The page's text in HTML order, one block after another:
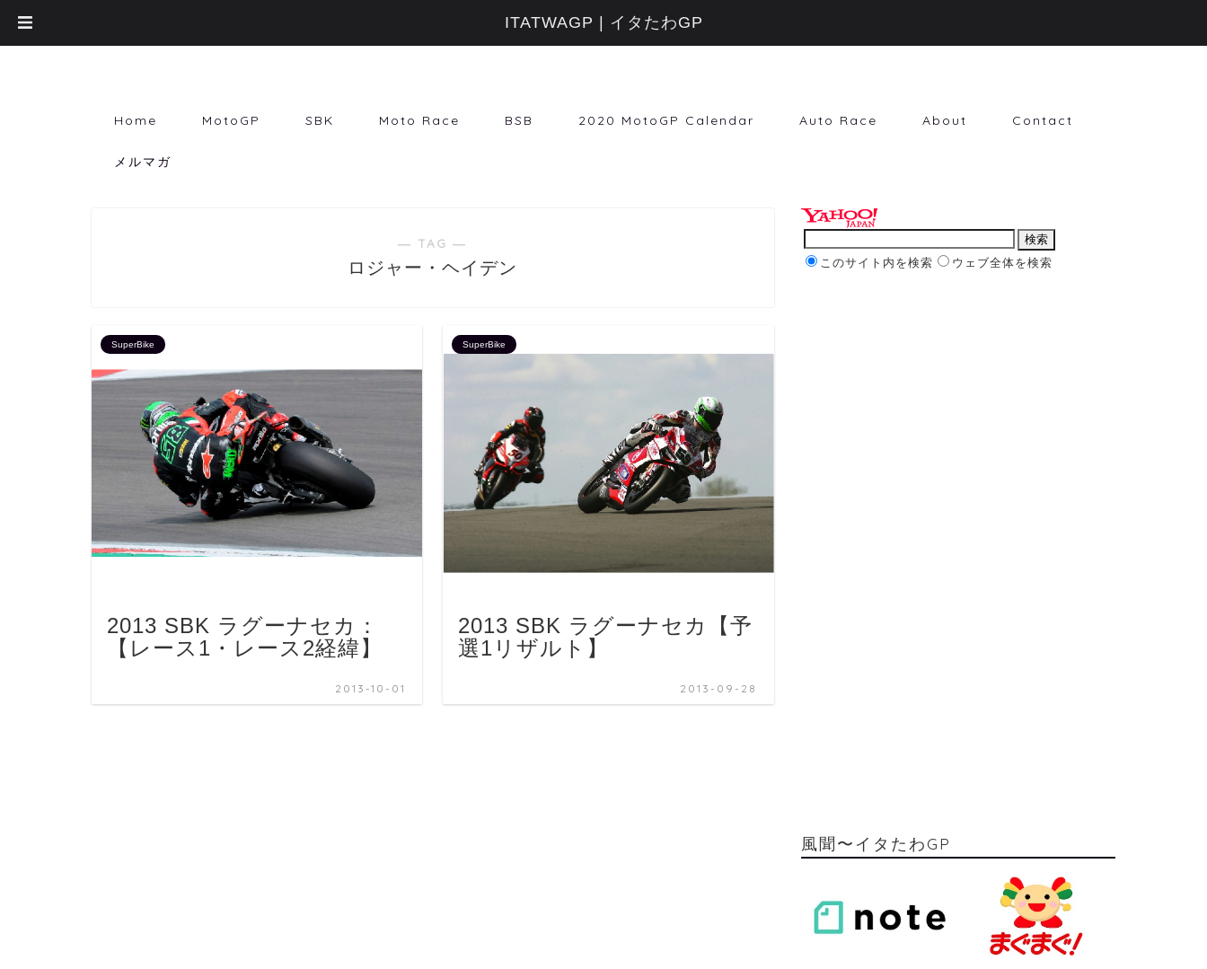
Home MotoGP SBK Moto Race BSB 2020 MotoGP Calendar Auto Race About Contact
メルマガ
― TAG ―
ロジャー・ヘイデン
SuperBike
2013 SBK ラグーナセカ：
【レース1・レース2経緯】
2013-10-01
SuperBike
2013 SBK ラグーナセカ【予
選1リザルト】
2013-09-28
このサイト内を検索 ウェブ全体を検索
風聞〜イタたわGP
ITATWAGP | イタたわGP